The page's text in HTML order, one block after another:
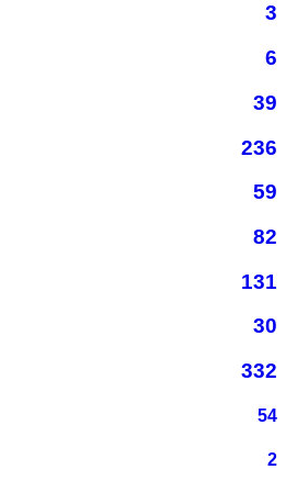
3
6
39
236
59
82
131
30
332
54
2